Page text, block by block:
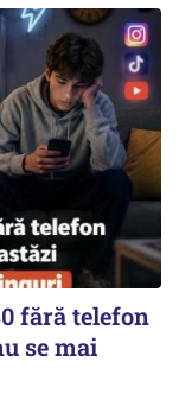
fără telefon
se mai